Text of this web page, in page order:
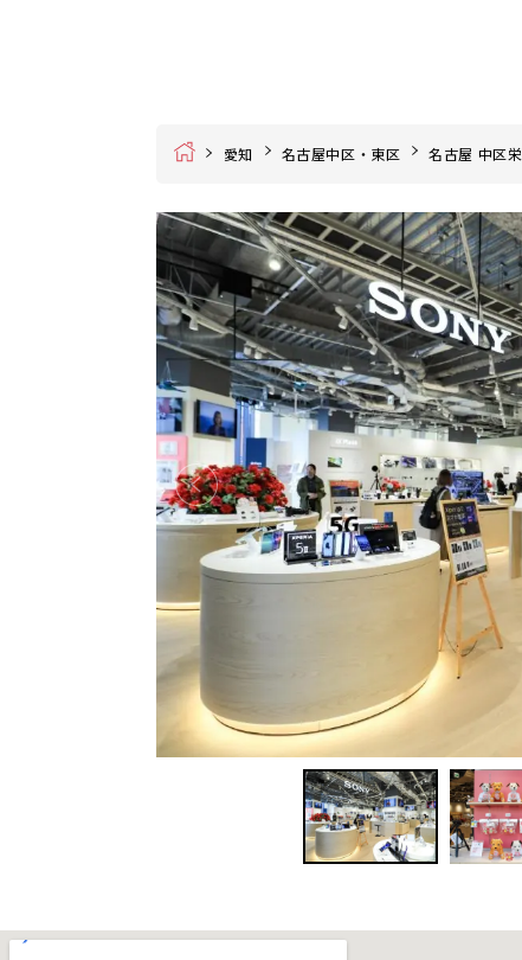
Home 愛知 名古屋中区・東区 名古屋 中区栄